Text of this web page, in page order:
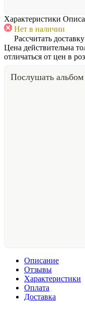
Характеристики
Нет в наличии
Рассчитать доставку
Цена действительна
отличаться от цен в
Послушать альбом
Описание
Отзывы
Характеристики
Оплата
Доставка